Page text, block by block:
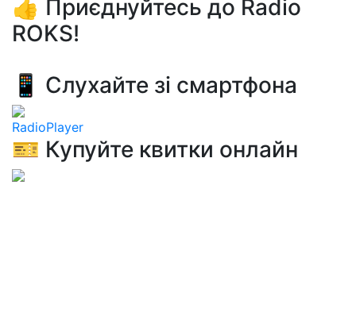
👍 Приєднуйтесь до Radio
ROKS!
📱 Слухайте зі смартфона
RadioPlayer
🎫 Купуйте квитки онлайн